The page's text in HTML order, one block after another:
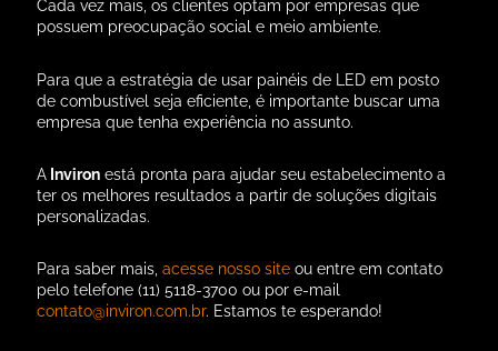
Cada vez mais, os clientes optam por empresas que
possuem preocupação social e meio ambiente.
Para que a estratégia de usar painéis de LED em posto
de combustível seja eficiente, é importante buscar uma
empresa que tenha experiência no assunto.
A Inviron está pronta para ajudar seu estabelecimento a
ter os melhores resultados a partir de soluções digitais
personalizadas.
Para saber mais,acesse nosso site ou entre em contato
pelo telefone (11) 5118-3700 ou por e-mail
contato@inviron.com.br. Estamos te esperando!